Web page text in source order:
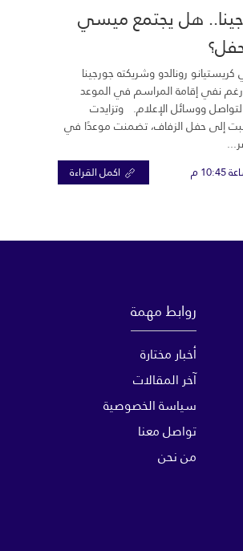
هل يجتمع ميسي
رونالدو وشريكته جورجينا
رغم نفي إقامة المراسم في الموعد
ووسائل الإعلام. وتزايدت
إلى حفل الزفاف، تضمنت موعدًا في
اكمل القراءة
روابط مهمة
أخبار مختارة
آخر المقالات
سياسة الخصوصية
تواصل معنا
من نحن